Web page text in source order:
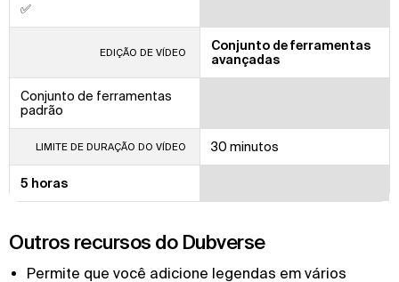
✅
EDIÇÃO DE VÍDEO
Conjunto de ferramentas
avançadas
Conjunto de ferramentas
padrão
LIMITE DE DURAÇÃO DO VÍDEO 30 minutos
5 horas
Outros recursos do Dubverse
Permite que você adicione legendas em vários